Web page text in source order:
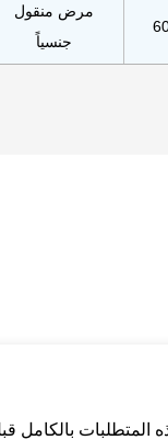
مرض منقول
جنسياً
المتطلبات بالكامل